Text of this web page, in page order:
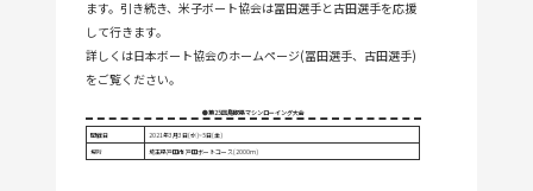
ます。引き続き、米子ボート協会は冨田選手と古田選手を応援
して行きます。
詳しくは日本ボート協会のホームページ(冨田選手、 古田選手)
をご覧ください。
●第25回鳥取県マシンローイング大会
開催日
2021年3月3日(水)~5日(金)
場所
埼玉県戸田市 戸田ボートコース(2000m)